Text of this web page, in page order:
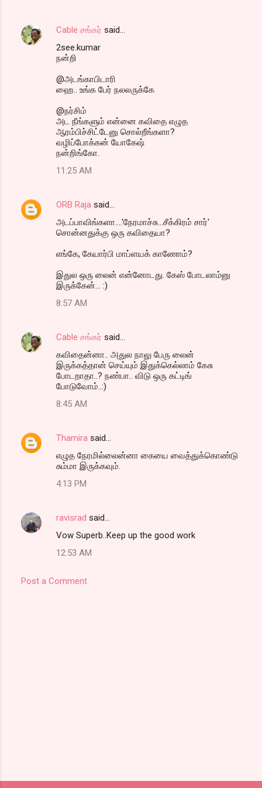
Cable சங்கர் said…
2see.kumar
நன்றி
@அடங்காபிடாரி
ஹை.. உங்க பேர் நலலருக்கே
@நர்சிம்
அட நீங்களும் என்னை கவிதை எழுத
ஆரம்பிச்சிட்டேனு சொல்றீங்களா?
வழிப்போக்கன் யோகேஷ்
நன்றிங்கோ.
11:25 AM
ORB Raja said…
அடப்பாவிங்களா....'நேரமாச்சு...சீக்கிரம் சார்'
சொன்னதுக்கு ஒரு கவிதையா?
எங்கே, கேயார்பி மாப்ளயக் காணோம்?
இதுல ஒரு லைன் என்னோடது. கேஸ் போடலாம்னு
இருக்கேன்... :)
8:57 AM
Cable சங்கர் said…
கவிதைன்னா.. அதுல நாலு பேரு லைன்
இருக்கத்தான் செய்யும் இதுக்கெல்லாம் கேசு
போடறாதா..? நண்பா.. விடு ஒரு கட்டிங்
போடுவோம்..:)
8:45 AM
Thamira said…
எழுத நேரமில்லைன்னா கையை வைத்துக்கொண்டு
சும்மா இருக்கவும்.
4:13 PM
ravisrad said…
Vow Superb..Keep up the good work
12:53 AM
Post a Comment